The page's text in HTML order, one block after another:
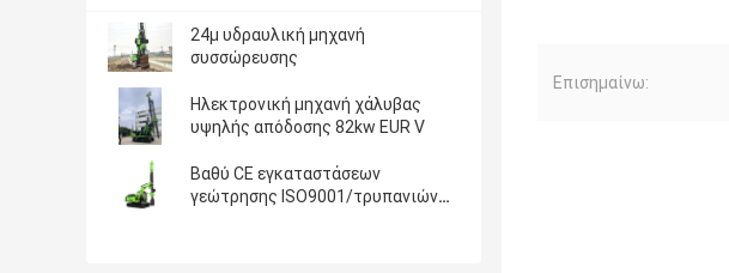
24μ υδραυλική μηχανή
συσσώρευσης
Ηλεκτρονική μηχανή χάλυβας
υψηλής απόδοσης 82kw EUR V
Βαθύ CE εγκαταστάσεων
γεώτρησης ISO9001/τρυπανιών
Επισημαίνω: